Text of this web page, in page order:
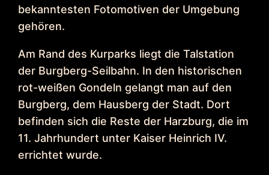
bekanntesten Fotomotiven der Umgebung
gehören.
Am Rand des Kurparks liegt die Talstation
der Burgberg-Seilbahn. In den historischen
rot-weißen Gondeln gelangt man auf den
Burgberg, dem Hausberg der Stadt. Dort
befinden sich die Reste der Harzburg, die im
11. Jahrhundert unter Kaiser Heinrich IV.
errichtet wurde.